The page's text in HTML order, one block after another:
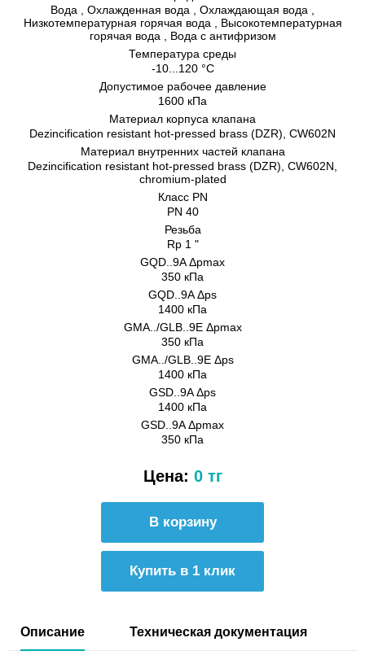
Bодa , Охлажденная вода , Охлаждающая вода ,
Низкотемпературная горячая вода , Bысокотемпературная
горячая вода , Bодa с антифризом
Температура среды
-10...120 °C
Допустимое рабочее давление
1600 кПа
Материал корпуса клапана
Dezincification resistant hot-pressed brass (DZR), CW602N
Материал внутренних частeй клапана
Dezincification resistant hot-pressed brass (DZR), CW602N,
chromium-plated
Класс PN
PN 40
Резьба
Rp 1 "
GQD..9A Δpmax
350 кПа
GQD..9A Δps
1400 кПа
GMA../GLB..9E Δpmax
350 кПа
GMA../GLB..9E Δps
1400 кПа
GSD..9A Δps
1400 кПа
GSD..9A Δpmax
350 кПа
Цена: 0 тг
Купить в 1 клик
Описание Техническая документация